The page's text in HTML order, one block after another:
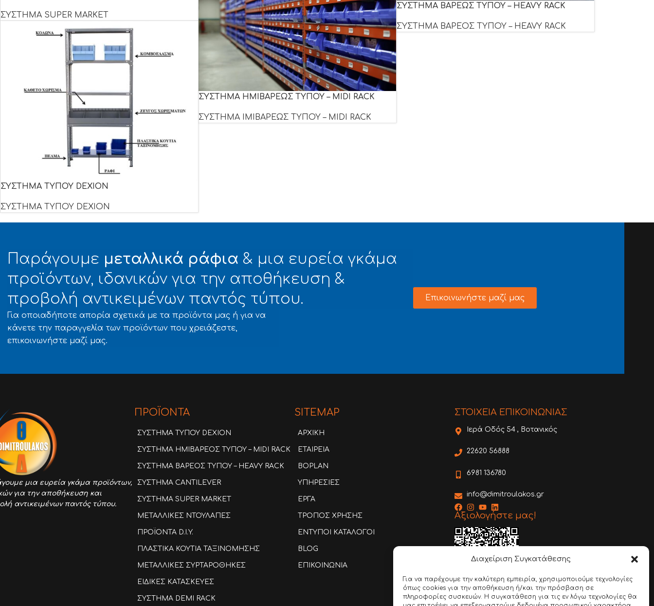
Διαχείριση Συγκατάθεσης
Για να παρέχουμε την καλύτερη εμπειρία, χρησιμοποιούμε τεχνολογίες
όπως cookies για την αποθήκευση ή/και την πρόσβαση σε
πληροφορίες συσκευών. Η συγκατάθεση για τις εν λόγω τεχνολογίες θα
ΣΥΣΤΗΜΑ SUPER MARKET
ΣΥΣΤΗΜΑ ΒΑΡΕΩΣ ΤΥΠΟΥ – HEAVY RACK
ΣΥΣΤΗΜΑ ΒΑΡΕΟΣ ΤΥΠΟΥ – HEAVY RACK
ΣΥΣΤΗΜΑ ΗΜΙΒΑΡΕΩΣ ΤΥΠΟΥ – MIDI RACK
ΣΥΣΤΗΜΑ ΙΜΙΒΑΡΕΩΣ ΤΥΠΟΥ – MIDI RACK
ΣΥΣΤΗΜΑ ΤΥΠΟΥ DEXION
ΣΥΣΤΗΜΑ ΤΥΠΟΥ DEXION
Παράγουμε μεταλλικά ράφια & μια ευρεία γκάμα
προϊόντων, ιδανικών για την αποθήκευση &
προβολή αντικειμένων παντός τύπου.
Για οποιαδήποτε απορία σχετικά με τα προϊόντα μας ή για να
κάνετε την παραγγελία των προϊόντων που χρειάζεστε,
επικοινωνήστε μαζί μας.
Επικοινωνήστε μαζί μας
μια ευρεία γκάμα προϊόντων,
για την αποθήκευση και
αντικειμένων παντός τύπου.
ΠΡΟΪΟΝΤΑ
ΣΥΣΤΗΜΑ ΤΥΠΟΥ DEXION
ΣΥΣΤΗΜΑ ΗΜΙΒΑΡΕΟΣ ΤΥΠΟΥ – MIDI RACK
ΣΥΣΤΗΜΑ ΒΑΡΕΟΣ ΤΥΠΟΥ – HEAVY RACK
ΣΥΣΤΗΜΑ CANTILEVER
ΣΥΣΤΗΜΑ SUPER MARKET
ΜΕΤΑΛΛΙΚΕΣ ΝΤΟΥΛΑΠΕΣ
ΠΡΟΪΟΝΤΑ D.I.Y.
ΠΛΑΣΤΙΚΑ ΚΟΥΤΙΑ ΤΑΞΙΝΟΜΗΣΗΣ
ΜΕΤΑΛΛΙΚΕΣ ΣΥΡΤΑΡΟΘΗΚΕΣ
ΕΙΔΙΚΕΣ ΚΑΤΑΣΚΕΥΕΣ
ΣΥΣΤΗΜΑ DEMI RACK
SITEMAP
ΑΡΧΙΚΗ
ΕΤΑΙΡΕΙΑ
BOPLAN
ΥΠΗΡΕΣΙΕΣ
ΕΡΓΑ
ΤΡΟΠΟΣ ΧΡΗΣΗΣ
ΕΝΤΥΠΟΙ ΚΑΤΑΛΟΓΟΙ
BLOG
ΕΠΙΚΟΙΝΩΝΙΑ
ΣΤΟΙΧΕΙΑ ΕΠΙΚΟΙΝΩΝΙΑΣ
Ιερά Οδός 54 , Βοτανικός
22620 56888
6981 136780
info@dimitroulakos.gr
Αξιολογήστε μας!
Google Review